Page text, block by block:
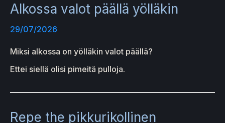
Alkossa valot päällä yölläkin
29/07/2026
Miksi alkossa on yölläkin valot päällä?
Ettei siellä olisi pimeitä pulloja.
Repe the pikkurikollinen